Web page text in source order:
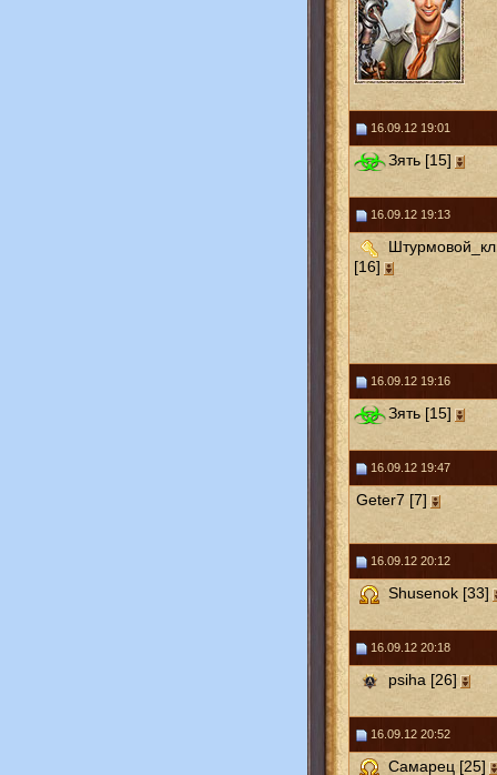
16.09.12 19:01
Зять [15]
16.09.12 19:13
[16]
16.09.12 19:16
Зять [15]
16.09.12 19:47
Geter7 [7]
16.09.12 20:12
Shusenok [33]
16.09.12 20:18
psiha [26]
16.09.12 20:52
Самарец [25]